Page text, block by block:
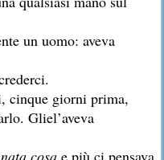
un uomo: aveva
cinque giorni prima,
Gliel’aveva
cosa e più ci pensava